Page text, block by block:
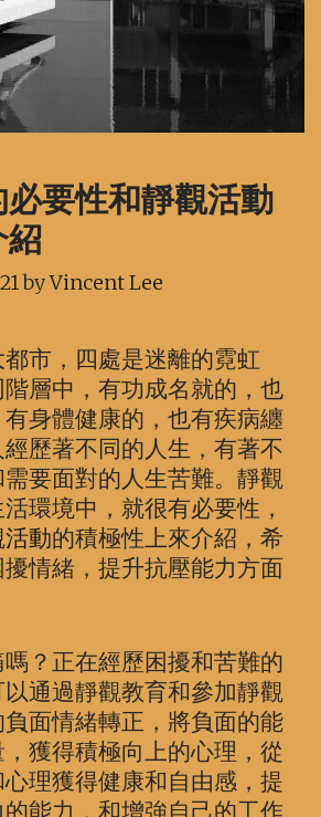
要性和靜觀活動
紹
byVincent Lee
市，四處是迷離的霓虹
層中，有功成名就的，也
身體健康的，也有疾病纏
歷著不同的人生，有著不
要面對的人生苦難。靜觀
環境中，就很有必要性，
動的積極性上來介紹，希
情緒，提升抗壓能力方面
？正在經歷困擾和苦難的
通過靜觀教育和參加靜觀
面情緒轉正，將負面的能
獲得積極向上的心理，從
理獲得健康和自由感，提
能力，和增強自己的工作